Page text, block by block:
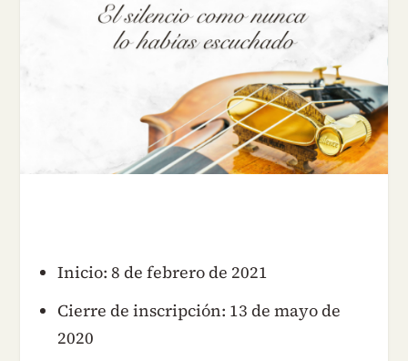
Inicio: 8 de febrero de 2021
Cierre de inscripción: 13 de mayo de
2020